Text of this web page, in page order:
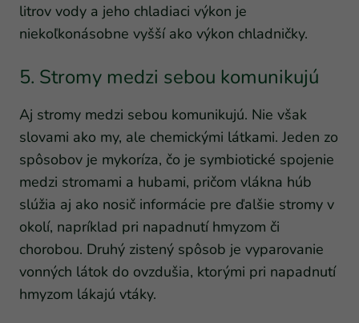
litrov vody a jeho chladiaci výkon je
niekoľkonásobne vyšší ako výkon chladničky.
5. Stromy medzi sebou komunikujú
Aj stromy medzi sebou komunikujú. Nie však
slovami ako my, ale chemickými látkami. Jeden zo
spôsobov je mykoríza, čo je symbiotické spojenie
medzi stromami a hubami, pričom vlákna húb
slúžia aj ako nosič informácie pre ďalšie stromy v
okolí, napríklad pri napadnutí hmyzom či
chorobou. Druhý zistený spôsob je vyparovanie
vonných látok do ovzdušia, ktorými pri napadnutí
hmyzom lákajú vtáky.